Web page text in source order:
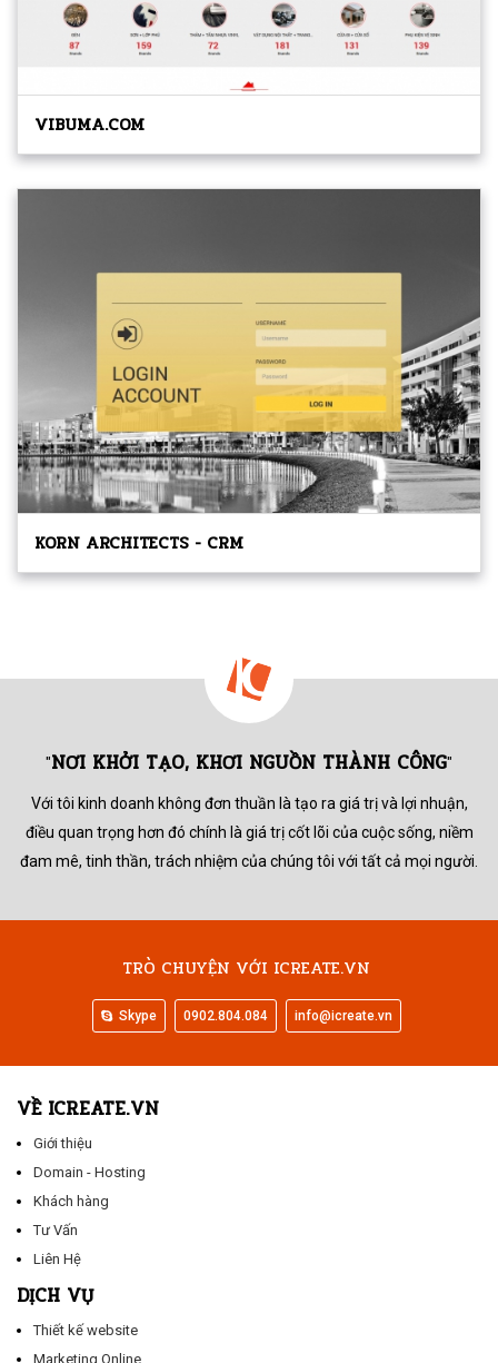
VIBUMA.COM
KORN ARCHITECTS - CRM
"NƠI KHỞI TẠO, KHƠI NGUỒN THÀNH CÔNG"
Với tôi kinh doanh không đơn thuần là tạo ra giá trị và lợi nhuận,
điều quan trọng hơn đó chính là giá trị cốt lõi của cuộc sống, niềm
đam mê, tinh thần, trách nhiệm của chúng tôi với tất cả mọi người.
TRÒ CHUYỆN VỚI ICREATE.VN
Skype 0902.804.084 info@icreate.vn
VỀ ICREATE.VN
Giới thiệu
Domain - Hosting
Khách hàng
Tư Vấn
Liên Hệ
DỊCH VỤ
Thiết kế website
Marketing Online